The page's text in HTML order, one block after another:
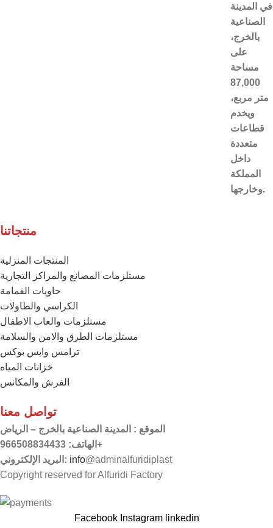
في المدينة
الصناعية
بالخرج،
على
مساحة
87,000
متر مربع،
ويخدم
قطاعات
متعددة
داخل
المملكة
وخارجها.
منتجاتنا
المنتجات المنزلية
مستلزمات المصانع والمراكز التجارية
حاويات القمامة
الكراسي والطاولات
مستلزمات والعاب الاطفال
مستلزمات الطرق والامن والسلامة
ترامس وايس بوكس
خزانات المياه
الفرش والمكانس
تواصل معنا
الموقع : المدينة الصناعية بالخرج – الرياض
الهاتف: 966508834433+
البريد الإلكتروني: info@adminalfuridiplast
Copyright reserved for Alfuridi Factory
Facebook Instagram linkedin